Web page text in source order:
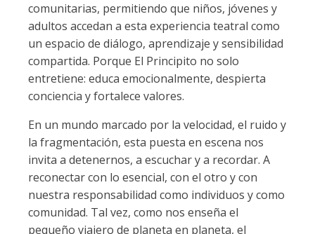
comunitarias, permitiendo que niños, jóvenes y
adultos accedan a esta experiencia teatral como
un espacio de diálogo, aprendizaje y sensibilidad
compartida. Porque El Principito no solo
entretiene: educa emocionalmente, despierta
conciencia y fortalece valores.
En un mundo marcado por la velocidad, el ruido y
la fragmentación, esta puesta en escena nos
invita a detenernos, a escuchar y a recordar. A
reconectar con lo esencial, con el otro y con
nuestra responsabilidad como individuos y como
comunidad. Tal vez, como nos enseña el
pequeño viajero de planeta en planeta, el